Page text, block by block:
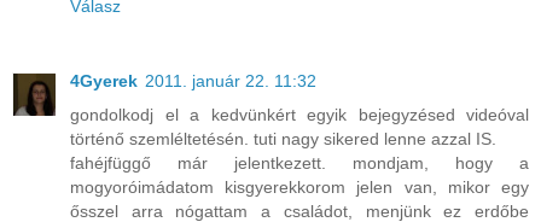
Válasz
4Gyerek 2011. január 22. 11:32
gondolkodj el a kedvünkért egyik bejegyzésed videóval
történő szemléltetésén. tuti nagy sikered lenne azzal IS.
fahéjfüggő már jelentkezett. mondjam, hogy a
mogyoróimádatom kisgyerekkorom jelen van, mikor egy
ősszel arra nógattam a családot, menjünk ez erdőbe